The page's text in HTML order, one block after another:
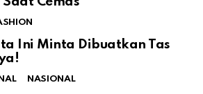
Ini Minta Dibuatkan Tas
NASIONAL